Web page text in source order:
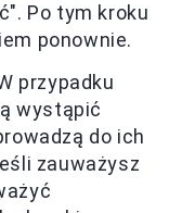
Po tym kroku
ponownie.
przypadku
wystąpić
do ich
zauważysz